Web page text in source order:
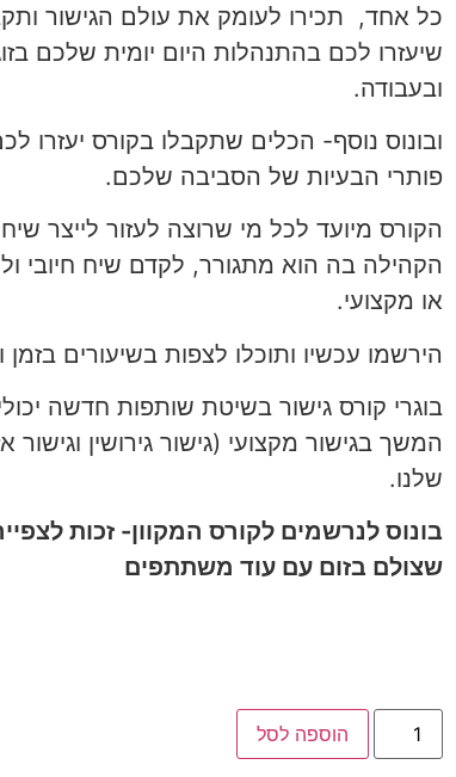
כל אחד, תכירו לעומק את עולם הגישור
שיעזרו לכם בהתנהלות היום יומית שלכם
ובעבודה.
ובונוס נוסף- הכלים שתקבלו בקורס יעזרו
פותרי הבעיות של הסביבה שלכם.
הקורס מיועד לכל מי שרוצה לעזור לייצר
הקהילה בה הוא מתגורר, לקדם שיח חיובי
או מקצועי.
הירשמו עכשיו ותוכלו לצפות בשיעורים
בוגרי קורס גישור בשיטת שותפות חדשה
המשך בגישור מקצועי (גישור גירושין
שלנו.
בונוס לנרשמים לקורס המקוון- זכות
שצולם בזום עם עוד משתתפים
הוספה לסל